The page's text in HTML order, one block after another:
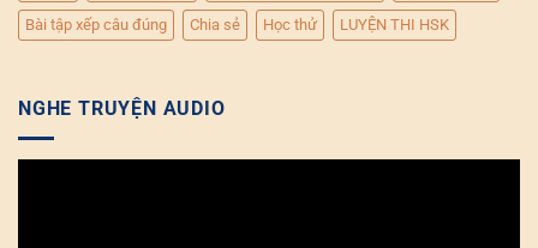
Bài tập xếp câu đúng Chia sẻ Học thử LUYỆN THI HSK
NGHE TRUYỆN AUDIO